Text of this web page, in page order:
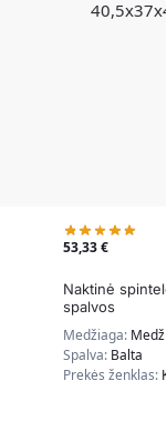
53,33€
Naktinė
spalvos
Medžiaga:
Spalva: Balta
Prekės ženklas: